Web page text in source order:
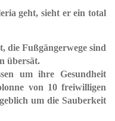
geht, sieht er ein total
die Fußgängerwege sind
übersät.
um ihre Gesundheit
von 10 freiwilligen
um die Sauberkeit